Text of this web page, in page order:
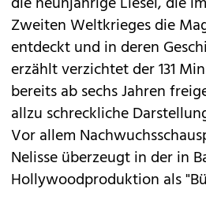
Zweiten Weltkrieges die
entdeckt und in deren
erzählt verzichtet der 131
bereits ab sechs Jahren
allzu schreckliche
Vor allem
Nelisse überzeugt in der in
Hollywoodproduktion als